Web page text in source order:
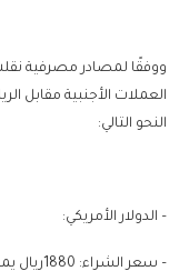
ووفقًا لمصادر مصرفية
العملات الأجنبية مقابل
النحو التالي:
– الدولار الأمريكي:
– سعر الشراء: 1880ريال يمني.